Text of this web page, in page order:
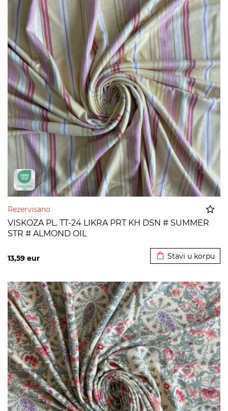
Rezervisano
VISKOZA PL. TT-24 LIKRA PRT KH DSN # SUMMER
STR # ALMOND OIL
13,59 eur Stavi u korpu